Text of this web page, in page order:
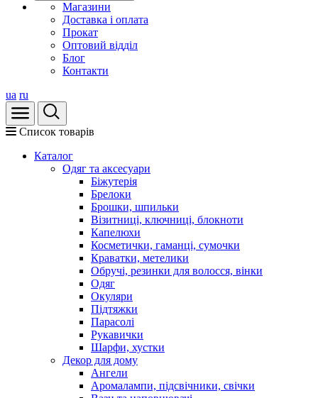
Магазини
Доставка і оплата
Прокат
Оптовий відділ
Блог
Контакти
ua ru
Список товарів
Каталог
Oдяг та аксесуари
Біжутерія
Брелоки
Брошки, шпильки
Візитниці, ключниці, блокноти
Капелюхи
Косметички, гаманці, сумочки
Краватки, метелики
Обручі, резинки для волосся, вінки
Одяг
Окуляри
Підтяжки
Парасолі
Рукавички
Шарфи, хустки
Декор для дому
Ангели
Аромалампи, підсвічники, свічки